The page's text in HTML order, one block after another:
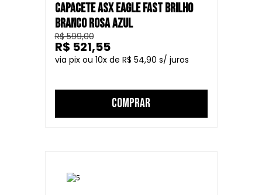
CAPACETE ASX EAGLE FAST BRILHO
BRANCO ROSA AZUL
R$ 599,00
10
R$ 54,90
R$ 521,55
COMPRAR